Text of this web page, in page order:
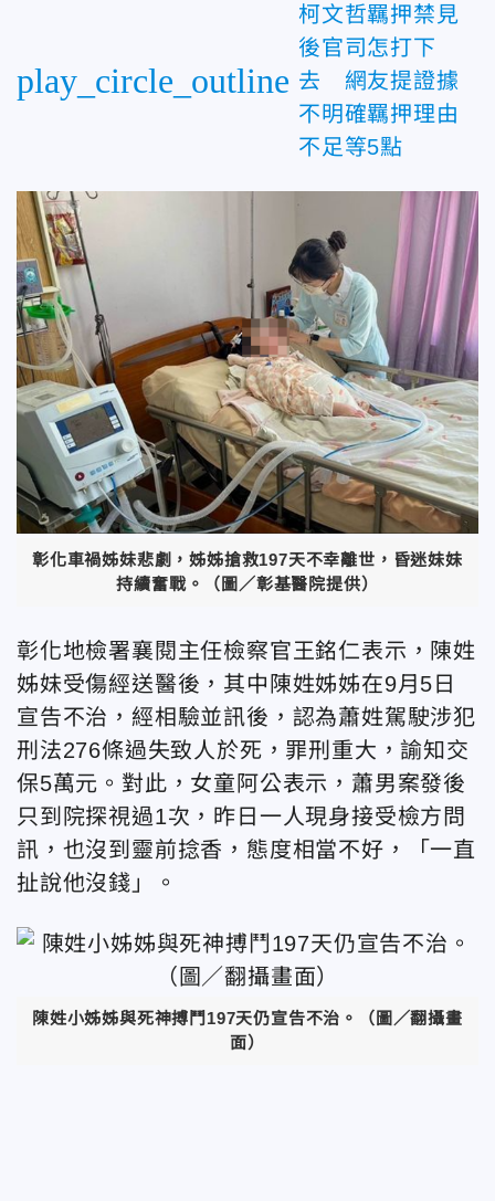
play_circle_outline
柯文哲羈押禁見
後官司怎打下
去 網友提證據
不明確羈押理由
不足等5點
彰化車禍姊妹悲劇，姊姊搶救197天不幸離世，昏迷妹妹
持續奮戰。（圖／彰基醫院提供）
彰化地檢署襄閱主任檢察官王銘仁表示，陳姓
姊妹受傷經送醫後，其中陳姓姊姊在9月5日
宣告不治，經相驗並訊後，認為蕭姓駕駛涉犯
刑法276條過失致人於死，罪刑重大，諭知交
保5萬元。對此，女童阿公表示，蕭男案發後
只到院探視過1次，昨日一人現身接受檢方問
訊，也沒到靈前捻香，態度相當不好，「一直
扯說他沒錢」。
陳姓小姊姊與死神搏鬥197天仍宣告不治。（圖／翻攝畫
面）